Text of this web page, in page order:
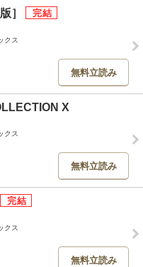
］
クス
無料立読み
X
クス
無料立読み
クス
無料立読み